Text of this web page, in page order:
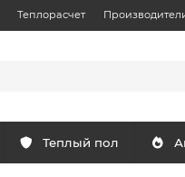
Теплорасчет
Теплый пол